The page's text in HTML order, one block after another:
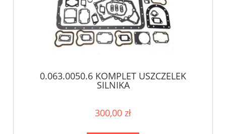
0.063.0050.6 KOMPLET USZCZELEK
SILNIKA
300,00 zł